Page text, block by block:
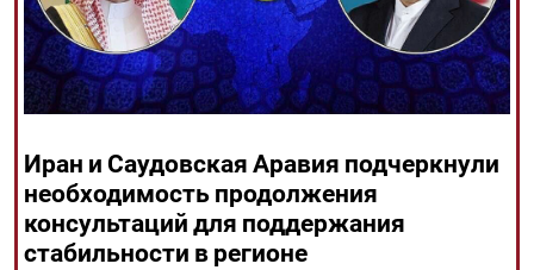
|فارسی|English|العربیه|
|עברית|русский|中文|
All rights reserved for NourNews
Copyright © 2021 www.nournews.ir
Иран и Саудовская Аравия подчеркнули
необходимость продолжения
консультаций для поддержания
стабильности в регионе